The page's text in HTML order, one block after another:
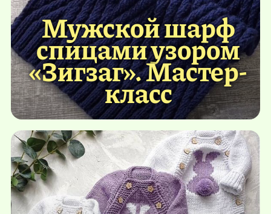
Мужской шарф
спицами узором
«Зигзаг». Мастер-
класс